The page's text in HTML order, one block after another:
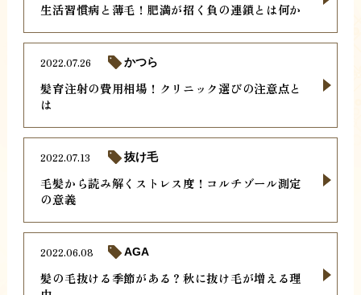
生活習慣病と薄毛！肥満が招く負の連鎖とは何か
髪育注射の費用相場！クリニック選びの注意点と
は
2022.07.26 かつら
毛髪から読み解くストレス度！コルチゾール測定
の意義
2022.07.13 抜け毛
髪の毛抜ける季節がある？秋に抜け毛が増える理
2022.06.08 AGA